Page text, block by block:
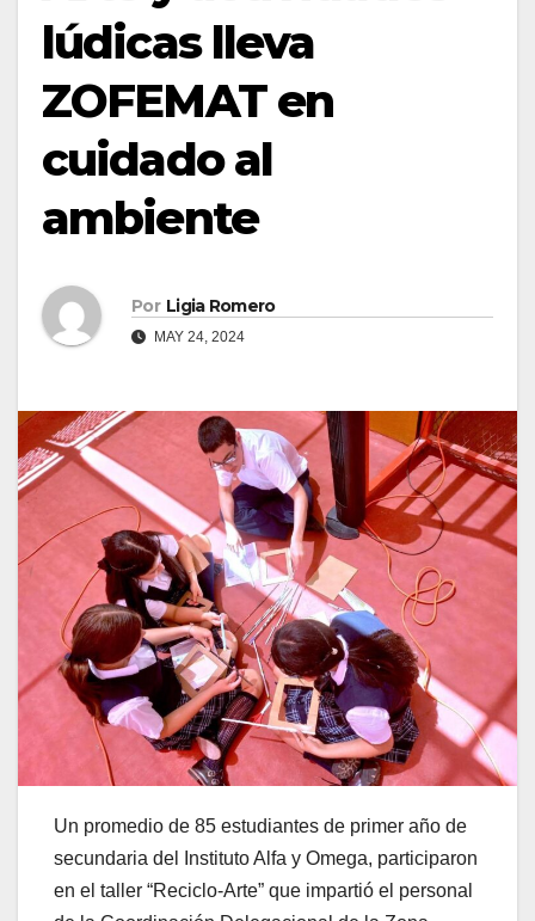
lúdicas lleva
ZOFEMAT en
cuidado al
ambiente
Por Ligia Romero
MAY 24, 2024
Un promedio de 85 estudiantes de primer año de
secundaria del Instituto Alfa y Omega, participaron
en el taller “Reciclo-Arte” que impartió el personal